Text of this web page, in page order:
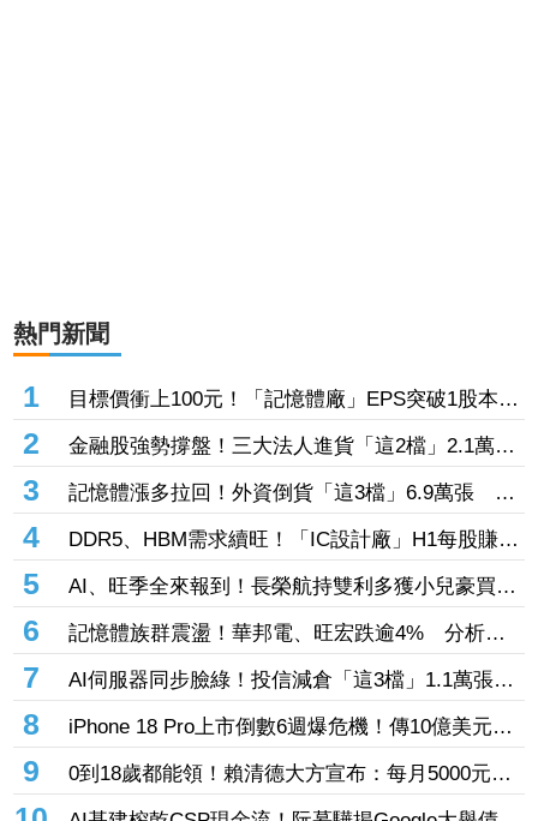
熱門新聞
1
目標價衝上100元！「記憶體廠」EPS突破1股本
DRAM大漲45%＋合作美光獲利迎轉機
2
金融股強勢撐盤！三大法人進貨「這2檔」2.1萬
張 投8.54億元連12日進場三商壽
3
記憶體漲多拉回！外資倒貨「這3檔」6.9萬張 連
賣華邦電2天捲102億元
4
DDR5、HBM需求續旺！「IC設計廠」H1每股賺
9.13元 董座：搶晶圓產能比毛利率更重要
5
AI、旺季全來報到！長榮航持雙利多獲小兒豪買逾
53萬張成寵兒 「這檔」前7月營收狂超去年全年
也獲青睞
6
記憶體族群震盪！華邦電、旺宏跌逾4% 分析師
點名「這2檔」多頭：布局看技術面
7
AI伺服器同步臉綠！投信減倉「這3檔」1.1萬張
投信連砍緯創2刀帶走18.96億元
8
iPhone 18 Pro上市倒數6週爆危機！傳10億美元晶
片卡封裝「躺在廠房」 恐面臨庫存不足
9
0到18歲都能領！賴清德大方宣布：每月5000元成
長津貼 婚、產假全面加碼